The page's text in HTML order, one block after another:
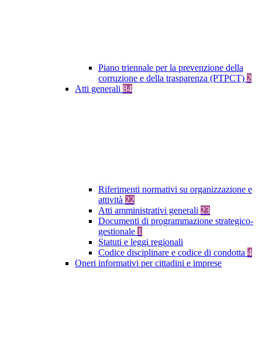
Piano triennale per la prevenzione della
corruzione e della trasparenza (PTPCT) 2
Atti generali 84
Riferimenti normativi su organizzazione e
attività 22
Atti amministrativi generali 23
Documenti di programmazione strategico-
gestionale 1
Statuti e leggi regionali
Codice disciplinare e codice di condotta 4
Oneri informativi per cittadini e imprese